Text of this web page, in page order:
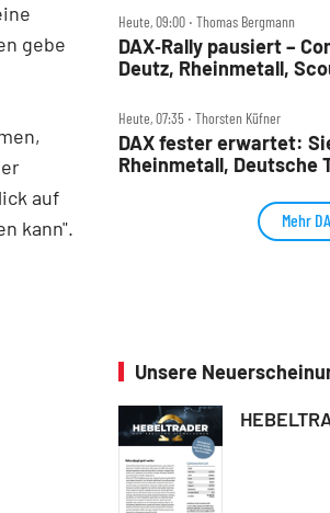
gebe
auf
kann".
Heute, 09:00 ‧ Thomas Bergmann
DAX‑Rally pausiert –
Deutz, Rheinmetall,
Check
Heute, 07:35 ‧ Thorsten Küfner
DAX fester erwartet:
Rheinmetall, Deutsche
Mehr
Unsere